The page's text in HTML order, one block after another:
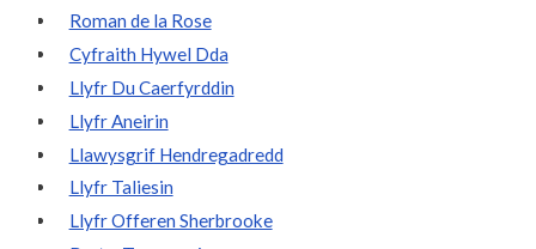
Roman de la Rose
Cyfraith Hywel Dda
Llyfr Du Caerfyrddin
Llyfr Aneirin
Llawysgrif Hendregadredd
Llyfr Taliesin
Llyfr Offeren Sherbrooke